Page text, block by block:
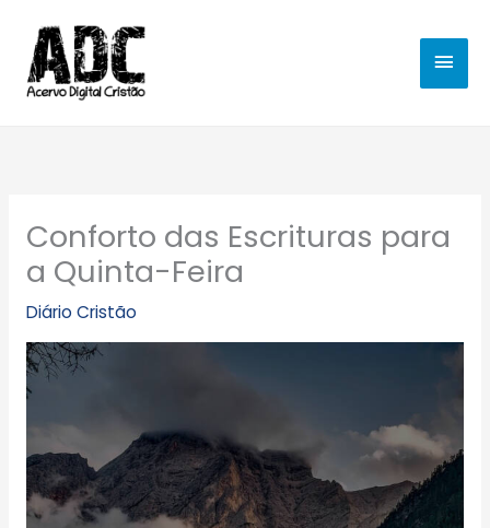
para
conteúdo
Conforto das Escrituras para
a Quinta-Feira
Diário Cristão